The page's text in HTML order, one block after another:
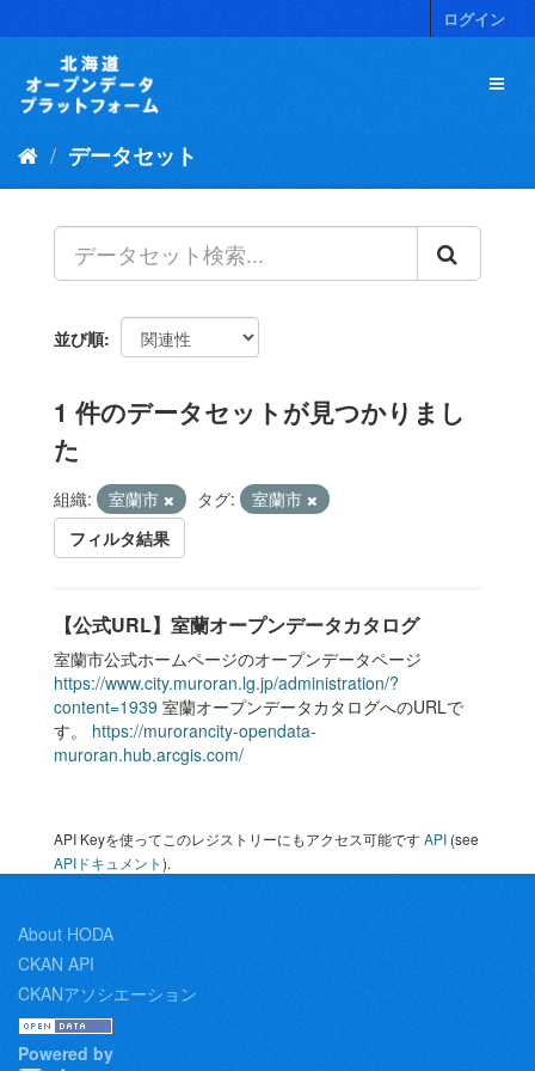
キ
ログイン
データセット
並び順
1 件のデータセットが見つかりまし
た
組織: 室蘭市 タグ:
室蘭市
フィルタ結果
【公式URL】室蘭オープンデータカタログ
室蘭市公式ホームページのオープンデータページ
https://www.city.muroran.lg.jp/administration/?
content=1939 室蘭オープンデータカタログへのURLで
す。 https://murorancity-opendata-
muroran.hub.arcgis.com/
API Keyを使ってこのレジストリーにもアクセス可能ですAPI (see
APIドキュメント).
About HODA
CKAN API
CKANアソシエーション
Powered by